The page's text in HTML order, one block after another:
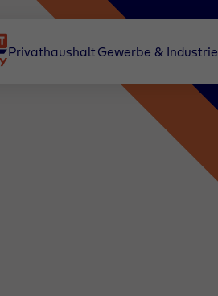
Privathaushalt Gewerbe & Industrie